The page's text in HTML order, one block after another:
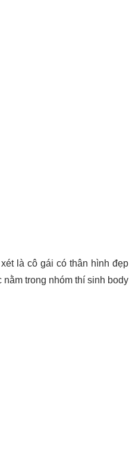
là cô gái có thân hình đẹp
trong nhóm thí sinh body